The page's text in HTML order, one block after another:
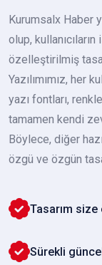
Kurumsalx Haber
olup,
özelleştirilmiş
Yazılımımız, her
yazı fontları,
tamamen kendi
Böylece, diğer
özgü ve özgün
Tasarım
Sürekli